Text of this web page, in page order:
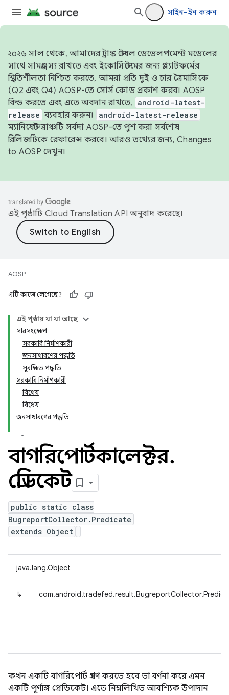
সাইন-ইন করুন
২০২৬ সাল থেকে, আমাদের ট্রাঙ্ক স্টেবল ডেভেলপমেন্ট মডেলের
সাথে সামঞ্জস্য রাখতে এবং ইকোসিস্টেমের জন্য প্ল্যাটফর্মের
স্থিতিশীলতা নিশ্চিত করতে, আমরা প্রতি দুই ও চার ত্রৈমাসিকে
(Q2 এবং Q4) AOSP-তে সোর্স কোড প্রকাশ করব। AOSP
বিল্ড করতে এবং এতে অবদান রাখতে,
android-latest-
release ব্যবহার করুন। android-latest-release
ম্যানিফেস্ট ব্রাঞ্চটি সর্বদা AOSP-তে পুশ করা সর্বশেষ
রিলিজটিকে রেফারেন্স করবে। আরও তথ্যের জন্য, Changes
to AOSP দেখুন।
এই পৃষ্ঠাটি Cloud Translation API অনুবাদ করেছে।
AOSP
এটি কাজে লেগেছে?
এই পৃষ্ঠায় যা যা আছে
সারসংক্ষেপ
সরকারি নির্মাণকারী
জনসাধারণের পদ্ধতি
সুরক্ষিত পদ্ধতি
সরকারি নির্মাণকারী
বিধেয়
বিধেয়
জনসাধারণের পদ্ধতি
বাগরিপোর্টকালেক্টর.
প্রেডিকেট
public static class
BugreportCollector.Predicate
extends Object
java.lang.Object
↳
কখন একটি বাগরিপোর্ট গ্রহণ করতে হবে তা বর্ণনা করে এমন
একটি পূর্ণাঙ্গ প্রেডিকেট। এতে নিম্নলিখিত আবশ্যিক উপাদান